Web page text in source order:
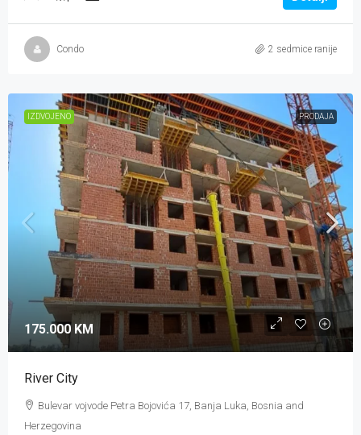
Condo 2 sedmice ranije
IZDVOJENO PRODAJA
175.000 KM
River City
Bulevar vojvode Petra Bojovića 17, Banja Luka, Bosnia and
Herzegovina